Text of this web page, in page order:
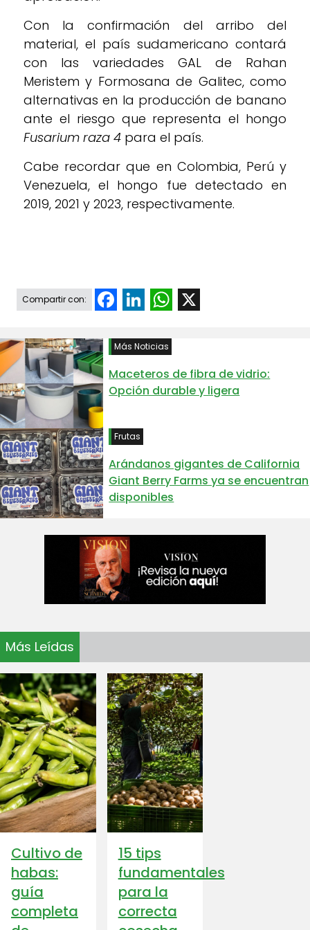
Con la confirmación del arribo del
material, el país sudamericano contará
con las variedades GAL de Rahan
Meristem y Formosana de Galitec, como
alternativas en la producción de banano
ante el riesgo que representa el hongo
Fusarium raza 4 para el país.
Cabe recordar que en Colombia, Perú y
Venezuela, el hongo fue detectado en
2019, 2021 y 2023, respectivamente.
Compartir con: FacebookLinkedInWhatsApp
Más Noticias
Maceteros de fibra de vidrio:
Opción durable y ligera
Frutas
Arándanos gigantes de California
Giant Berry Farms ya se encuentran
disponibles
Más Leídas
Cultivo de
habas:
guía
completa
15 tips
fundamentales
para la
correcta